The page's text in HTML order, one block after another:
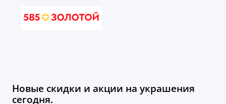
Новые скидки и акции на украшения
сегодня.